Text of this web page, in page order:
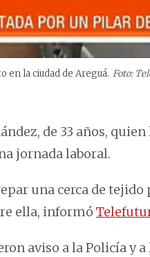
en la ciudad de Areguá. Foto:
de 33 años, quien
jornada laboral.
una cerca de tejido
ella, informó
aviso a la Policía y